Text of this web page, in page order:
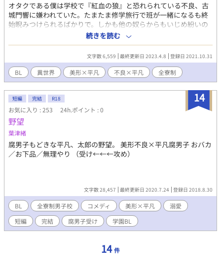
オタクである僕は学校で『紅血の狼』と恐れられている不良、古
城門響に嫌われていた。たまたま修学旅行で班が一緒になるも終
始睨みつけられるばかりで。しかも他の奴らからもいじめ紛いの
いじりを受ける始末。そんな辟易する旅行中に突然トラックが僕
めがけて突っ込んできた。だけど古城門が僕に覆い被さり庇って
くれて。『あれ？ 僕のこと嫌いじゃなかったの？』。結局のと
ころ僕は死んでしまったのだが、乙女ゲームという名の鬱ゲー
『トキメキ☆ 騎士は貴女のもとに』の世界にモブ中のモブ村人F
に転生してしまった！！ それにその世界にはロイドという古城
門そっくりの主要キャラがいて。このまま放っておけばロイドは
謀反を起こし死んでしまう。結局死んでしまったけれど、彼は僕
の恩人。別人だったとしてもなんとかしてロイドを助けて恩を返
したい！！ そう覚悟を決めて僕はゲームの舞台である騎士養成
学校へと入学する。物語だと主要キャラは全員主人公に恋し狂っ
ていく。だけどなんでみんな主人公に目もくれないんだよ！！
しかもロイドからなぜここに来たって怒鳴られて前世の古城戸以
上に嫌われる始末。もうどうしろってんだよ。ええいままよ、こ
続きを読む
文字数 6,559 最終更新日 2023.4.8 登録日 2021.10.31
BL 異世界 美形×平凡 不良×平凡 全寮制
14
短編 完結 R18
お気に入り : 253 24h.ポイント : 0
野望
葉津緒
腐男子もどきな平凡、太郎の野望。 美形不良×平凡腐男子 おバカ
／お下品／無理やり （受け←←←攻め）
文字数 28,457 最終更新日 2020.7.24 登録日 2018.8.30
BL 全寮制男子校 コメディ 美形×平凡
溺愛
短編
完結 腐男子受け 学園BL
14 件